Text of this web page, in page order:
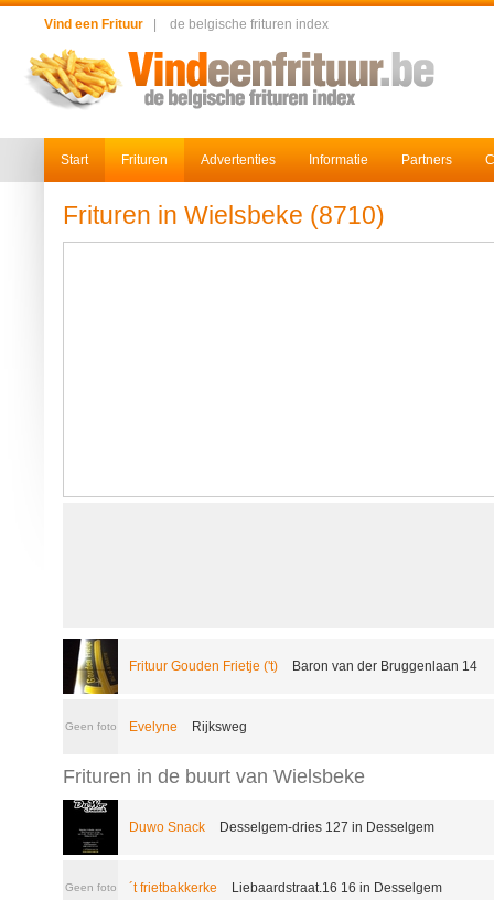
Vind een Frituur de belgische frituren index
Start Frituren Advertenties Informatie Partners
Frituren in Wielsbeke (8710)
Frituur Gouden Frietje ('t) Baron van der Bruggenlaan 14
Geen foto Evelyne Rijksweg
Frituren in de buurt van Wielsbeke
Duwo Snack Desselgem-dries 127 in Desselgem
Geen foto ´t frietbakkerke Liebaardstraat.16 16 in Desselgem